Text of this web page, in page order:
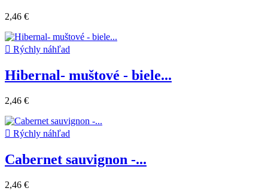
2,46 €
 Rýchly náhľad
Hibernal- muštové - biele...
2,46 €
 Rýchly náhľad
Cabernet sauvignon -...
2,46 €